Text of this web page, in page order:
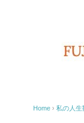
Home › 私の人生